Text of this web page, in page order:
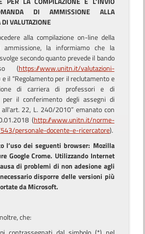
DI AMMISSIONE ALLA
VALUTAZIONE
alla compilazione on-line della
ammissione, la informiamo che la
secondo quanto prevede il bando
(https://www.unitn.it/valutazioni-
e il “Regolamento per il reclutamento e
di carriera di professori e di
per il conferimento degli assegni di
all'art. 22, L. 240/2010” emanato con
(http://www.unitn.it/norme-
personale-docente-e-ricercatore).
l’uso dei seguenti browser: Mozilla
Google Crome. Utilizzando Internet
di problemi di non adesione agli
disporre delle versioni più
da Microsoft.
che: